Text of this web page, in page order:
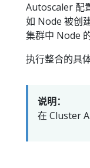
Autoscaler 配
如 Node 被创
集群中 Node
执行整合的具
说明：
在 Cluster